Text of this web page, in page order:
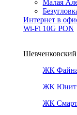
Малая
Интернет в
Wi-Fi 10G PON
ЖК
ЖК Юнит
ЖК Смарт